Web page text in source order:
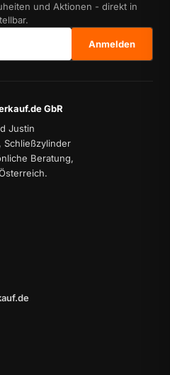
und Aktionen - direkt in
Anmelden
GbR
Justin
Schließzylinder
Beratung,